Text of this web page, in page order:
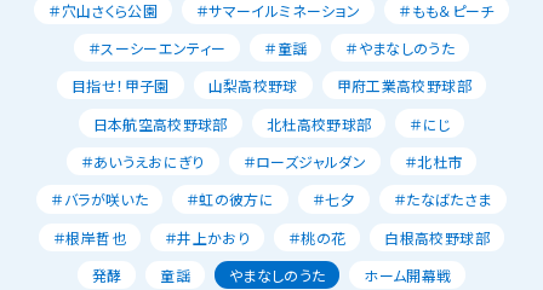
＃穴山さくら公園
＃サマーイルミネーション
＃もも＆ピーチ
＃スーシーエンティー
＃童謡
＃やまなしのうた
目指せ！甲子園
山梨高校野球
甲府工業高校野球部
日本航空高校野球部
北杜高校野球部
＃にじ
＃あいうえおにぎり
＃ローズジャルダン
＃北杜市
＃バラが咲いた
＃虹の彼方に ＃七夕
＃たなばたさま
＃根岸哲也
＃井上かおり ＃桃の花
白根高校野球部
発酵
童謡 やまなしのうた
ホーム開幕戦